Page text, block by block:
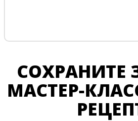
СОХРАНИТЕ
МАСТЕР-